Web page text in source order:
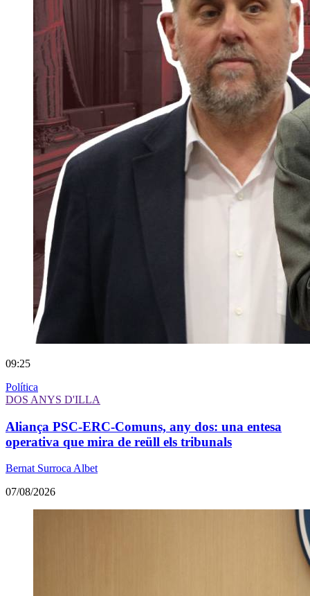
09:25
Política
DOS ANYS D'ILLA
Aliança PSC-ERC-Comuns, any dos: una entesa
operativa que mira de reüll els tribunals
Bernat Surroca Albet
07/08/2026